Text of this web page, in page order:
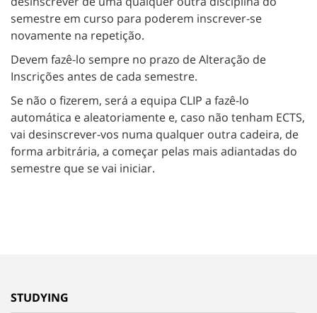
semestre em curso para poderem inscrever-se
novamente na repetição.
Devem fazê-lo sempre no prazo de Alteração de
Inscrições antes de cada semestre.
Se não o fizerem, será a equipa CLIP a fazê-lo
automática e aleatoriamente e, caso não tenham ECTS,
vai desinscrever-vos numa qualquer outra cadeira, de
forma arbitrária, a começar pelas mais adiantadas do
semestre que se vai iniciar.
STUDYING